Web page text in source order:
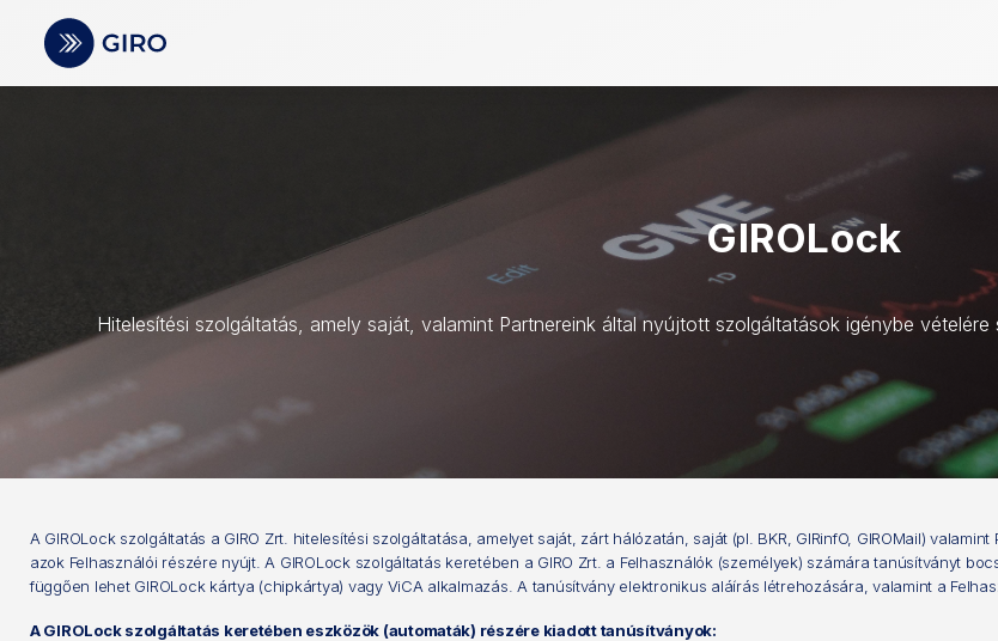
GIROLock
Hitelesítési szolgáltatás, amely saját, valamint Partnereink által nyújtott szolgáltatások igénybe
A GIROLock szolgáltatás a GIRO Zrt. hitelesítési szolgáltatása, amelyet saját, zárt hálózatán, saját (pl. BKR, GIRinfO, GIROMail)
azok Felhasználói részére nyújt. A GIROLock szolgáltatás keretében a GIRO Zrt. a Felhasználók (személyek) számára tanúsítványt
függően lehet GIROLock kártya (chipkártya) vagy ViCA alkalmazás. A tanúsítvány elektronikus aláírás létrehozására, valamint a
A GIROLock szolgáltatás keretében eszközök (automaták) részére kiadott tanúsítványok: